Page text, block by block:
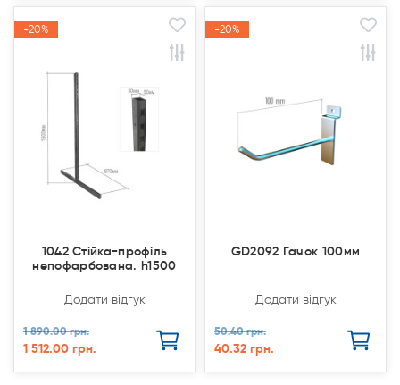
-20%
-20%
1042 Стійка-профіль
непофарбована. h1500
Додати відгук
1 890.00 грн.
1 512.00 грн.
-20%
-20%
GD2092 Гачок 100мм
Додати відгук
50.40 грн.
40.32 грн.